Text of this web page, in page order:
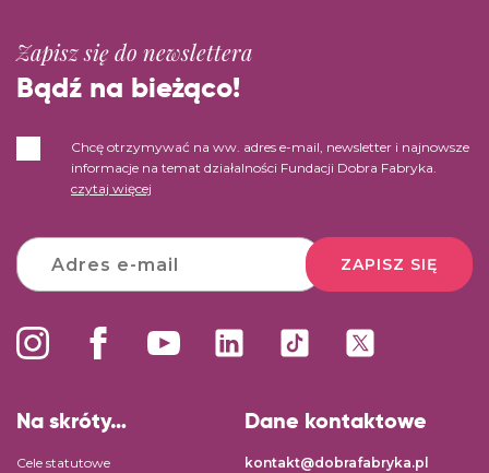
Zapisz się do newslettera
Bądź na bieżąco!
Chcę otrzymywać na ww. adres e-mail, newsletter i najnowsze
informacje na temat działalności Fundacji Dobra Fabryka.
czytaj więcej
ZAPISZ SIĘ
Na skróty…
Cele statutowe
Dane kontaktowe
kontakt@dobrafabryka.pl